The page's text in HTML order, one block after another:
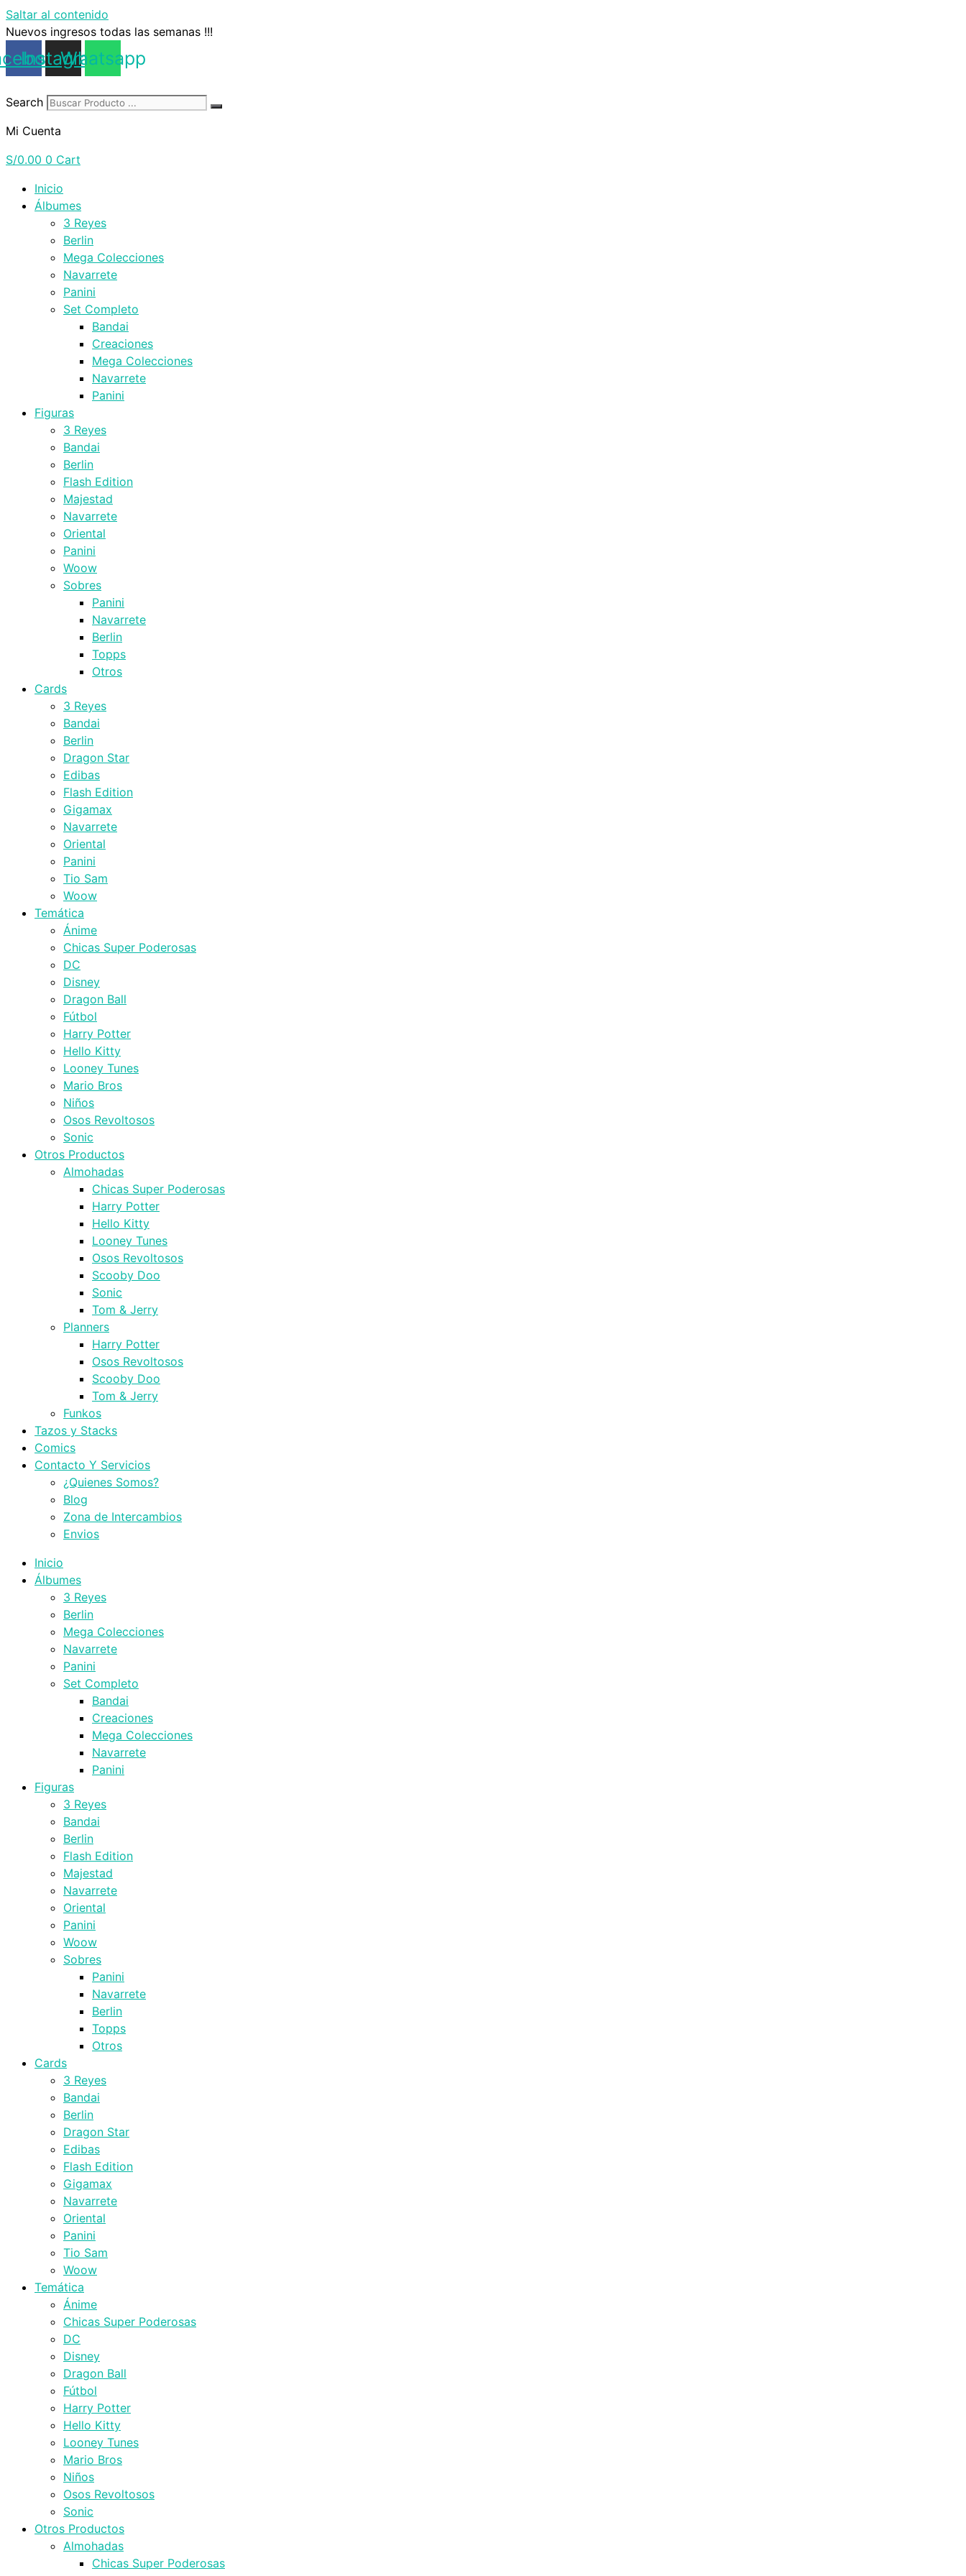
Saltar al contenido
Nuevos ingresos todas las semanas !!!
Instagram
Whatsapp
Search
Mi Cuenta
S/0.00 0 Cart
Inicio
Álbumes
3 Reyes
Berlin
Mega Colecciones
Navarrete
Panini
Set Completo
Bandai
Creaciones
Mega Colecciones
Navarrete
Panini
Figuras
3 Reyes
Bandai
Berlin
Flash Edition
Majestad
Navarrete
Oriental
Panini
Woow
Sobres
Panini
Navarrete
Berlin
Topps
Otros
Cards
3 Reyes
Bandai
Berlin
Dragon Star
Edibas
Flash Edition
Gigamax
Navarrete
Oriental
Panini
Tio Sam
Woow
Temática
Ánime
Chicas Super Poderosas
DC
Disney
Dragon Ball
Fútbol
Harry Potter
Hello Kitty
Looney Tunes
Mario Bros
Niños
Osos Revoltosos
Sonic
Otros Productos
Almohadas
Chicas Super Poderosas
Harry Potter
Hello Kitty
Looney Tunes
Osos Revoltosos
Scooby Doo
Sonic
Tom & Jerry
Planners
Harry Potter
Osos Revoltosos
Scooby Doo
Tom & Jerry
Funkos
Tazos y Stacks
Comics
Contacto Y Servicios
¿Quienes Somos?
Blog
Zona de Intercambios
Envios
Inicio
Álbumes
3 Reyes
Berlin
Mega Colecciones
Navarrete
Panini
Set Completo
Bandai
Creaciones
Mega Colecciones
Navarrete
Panini
Figuras
3 Reyes
Bandai
Berlin
Flash Edition
Majestad
Navarrete
Oriental
Panini
Woow
Sobres
Panini
Navarrete
Berlin
Topps
Otros
Cards
3 Reyes
Bandai
Berlin
Dragon Star
Edibas
Flash Edition
Gigamax
Navarrete
Oriental
Panini
Tio Sam
Woow
Temática
Ánime
Chicas Super Poderosas
DC
Disney
Dragon Ball
Fútbol
Harry Potter
Hello Kitty
Looney Tunes
Mario Bros
Niños
Osos Revoltosos
Sonic
Otros Productos
Almohadas
Chicas Super Poderosas